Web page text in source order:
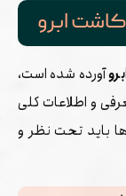
ابرو
آورده شده است،
و اطلاعات کلی
باید تحت نظر و